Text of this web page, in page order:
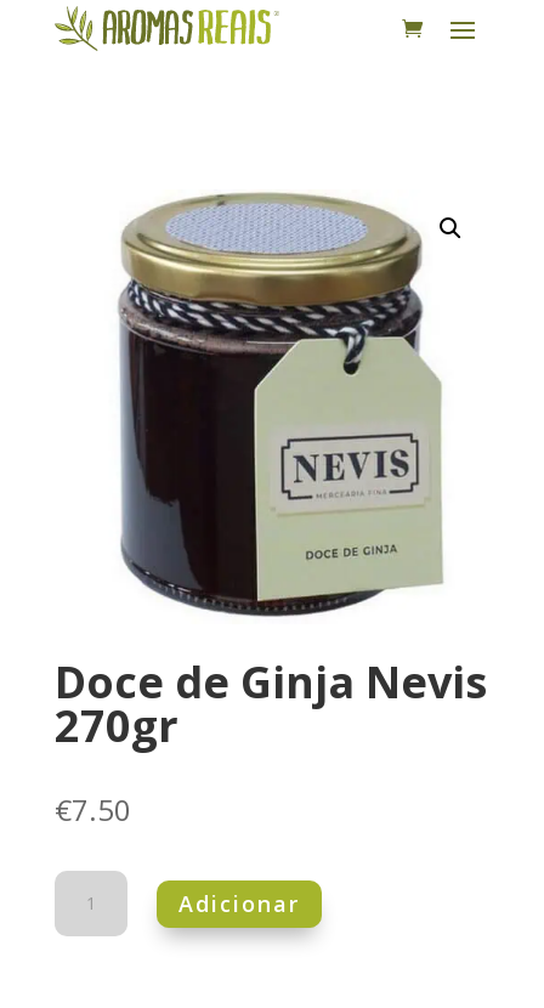
Doce de Ginja Nevis
270gr
€7.50
Quantidade
Doce
Adicionar